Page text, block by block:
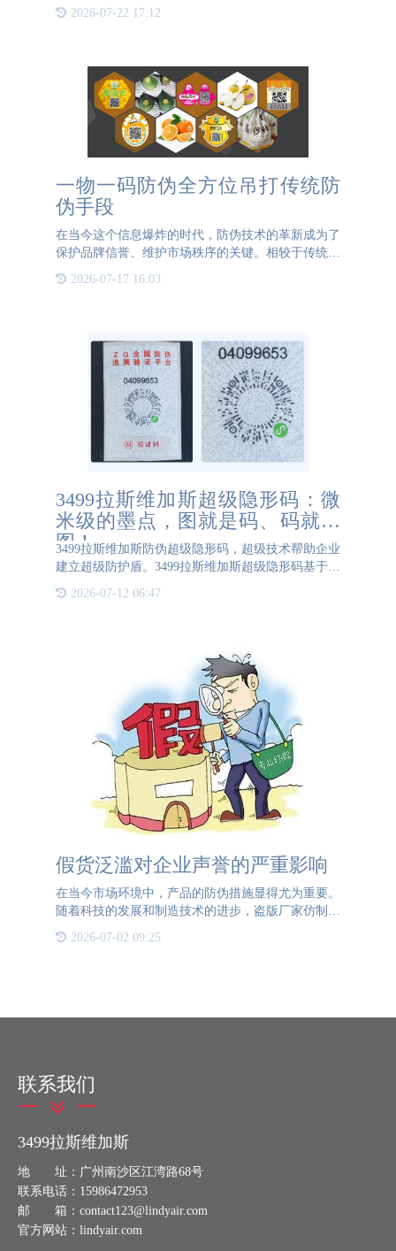
通，还可以提高产品的安全性和可靠性，保障消费者
2026-07-22 17:12
一物一码防伪全方位吊打传统防
伪手段
在当今这个信息爆炸的时代，防伪技术的革新成为了
保护品牌信誉、维护市场秩序的关键。相较于传统防
在市场上占据了领先地位，对传统防伪手段形成了强
2026-07-17 16:03
3499拉斯维加斯超级隐形码：微
米级的墨点，图就是码、码就是
图！
3499拉斯维加斯防伪超级隐形码，超级技术帮助企业
建立超级防护盾。3499拉斯维加斯超级隐形码基于庞
大的算法数据库，以微米级的墨点为单位，在平方毫
米级的面积内形成几乎无限数量的单元图像、微观图
2026-07-12 06:47
假货泛滥对企业声誉的严重影响
在当今市场环境中，产品的防伪措施显得尤为重要。
随着科技的发展和制造技术的进步，盗版厂家仿制真
的问题。假货不仅损害了消费者的权益，还对企业的
2026-07-02 09:25
联系我们
3499拉斯维加斯
地 址：广州南沙区江湾路68号
联系电话：15986472953
邮 箱：contact123@lindyair.com
官方网站：lindyair.com